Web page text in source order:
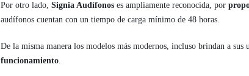
Por otro lado, Signia Audífonos es ampliamente reconocida, por
audífonos cuentan con un tiempo de carga mínimo de 48 horas.
De la misma manera los modelos más modernos, incluso brindan a sus
funcionamiento.